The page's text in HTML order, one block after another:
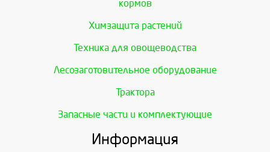
кормов
Химзащита растений
Техника для овощеводства
Лесозаготовительное оборудование
Трактора
Запасные части и комплектующие
Информация